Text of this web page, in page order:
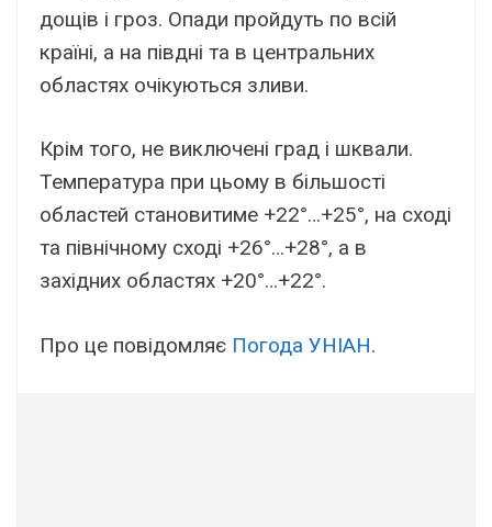
дощів і гроз. Опади пройдуть по всій
країні, а на півдні та в центральних
областях очікуються зливи.
Крім того, не виключені град і шквали.
Температура при цьому в більшості
областей становитиме +22°…+25°, на сході
та північному сході +26°…+28°, а в
західних областях +20°…+22°.
Про це повідомляє Погода УНІАН.